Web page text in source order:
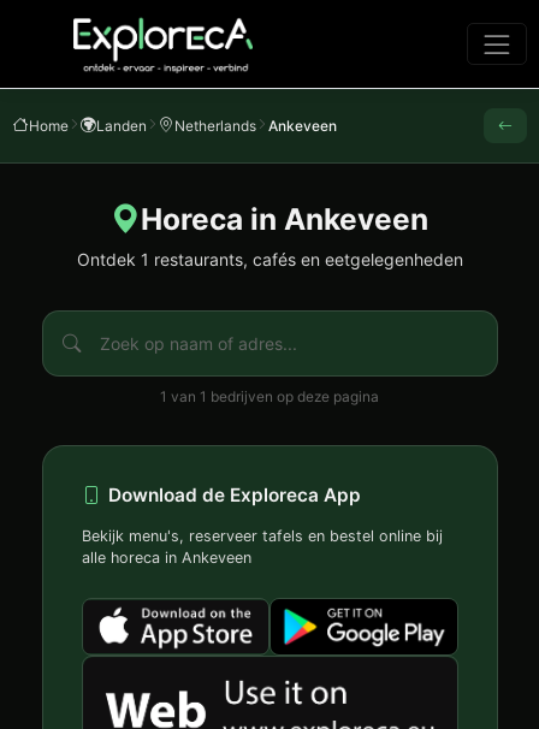
Home Landen Netherlands Ankeveen
Horeca in Ankeveen
Ontdek 1 restaurants, cafés en eetgelegenheden
1 van 1 bedrijven op deze pagina
Download de Exploreca App
Bekijk menu's, reserveer tafels en bestel online bij
alle horeca in Ankeveen